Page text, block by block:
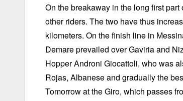
On the breakaway in the long first
other riders. The two have thus
kilometers. On the finish line in
Demare prevailed over Gaviria and
Hopper Androni Giocattoli, who was
Rojas, Albanese and gradually the
Tomorrow at the Giro, which passes